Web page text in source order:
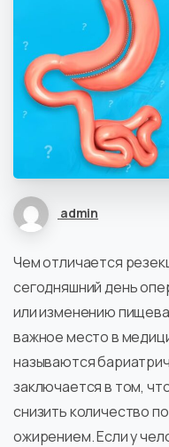
admin
Чем отличается
сегодняшний день
или изменению
важное место в
называются
заключается в том,
снизить количество
ожирением. Если у